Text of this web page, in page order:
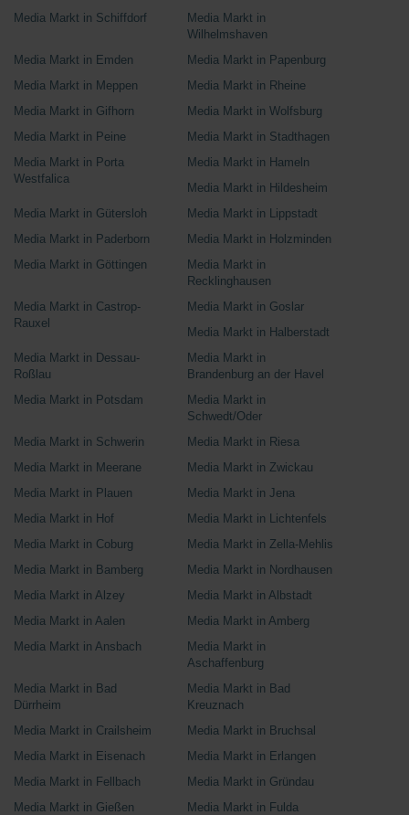
Media Markt in Schiffdorf
Media Markt in
Wilhelmshaven
Media Markt in Emden
Media Markt in Papenburg
Media Markt in Meppen
Media Markt in Rheine
Media Markt in Gifhorn
Media Markt in Wolfsburg
Media Markt in Peine
Media Markt in Stadthagen
Media Markt in Porta
Westfalica
Media Markt in Hameln
Media Markt in Hildesheim
Media Markt in Gütersloh
Media Markt in Lippstadt
Media Markt in Paderborn
Media Markt in Holzminden
Media Markt in Göttingen
Media Markt in
Recklinghausen
Media Markt in Castrop-
Rauxel
Media Markt in Goslar
Media Markt in Halberstadt
Media Markt in Dessau-
Roßlau
Media Markt in
Brandenburg an der Havel
Media Markt in Potsdam
Media Markt in
Schwedt/Oder
Media Markt in Schwerin
Media Markt in Riesa
Media Markt in Meerane
Media Markt in Zwickau
Media Markt in Plauen
Media Markt in Jena
Media Markt in Hof
Media Markt in Lichtenfels
Media Markt in Coburg
Media Markt in Zella-Mehlis
Media Markt in Bamberg
Media Markt in Nordhausen
Media Markt in Alzey
Media Markt in Albstadt
Media Markt in Aalen
Media Markt in Amberg
Media Markt in Ansbach
Media Markt in
Aschaffenburg
Media Markt in Bad
Dürrheim
Media Markt in Bad
Kreuznach
Media Markt in Crailsheim
Media Markt in Bruchsal
Media Markt in Eisenach
Media Markt in Erlangen
Media Markt in Fellbach
Media Markt in Gründau
Media Markt in Gießen
Media Markt in Fulda